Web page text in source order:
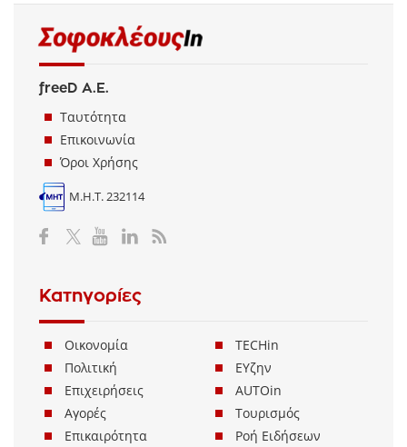
freeD Α.Ε.
Ταυτότητα
Επικοινωνία
Όροι Χρήσης
Μ.Η.Τ. 232114
Κατηγορίες
Οικονομία
Πολιτική
Επιχειρήσεις
Αγορές
Επικαιρότητα
TECHin
ΕΥζην
AUTOin
Τουρισμός
Ροή Ειδήσεων